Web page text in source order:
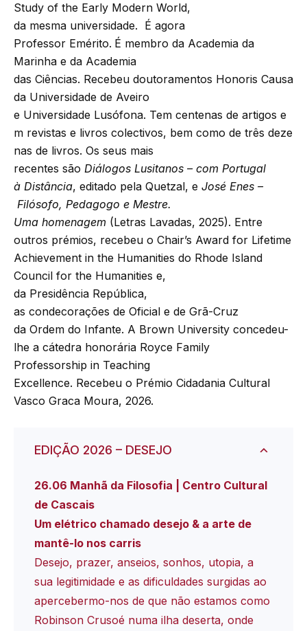
Study of the Early Modern World,
da mesma universidade. É agora
Professor Emérito. É membro da Academia da
Marinha e da Academia
das Ciências. Recebeu doutoramentos Honoris Causa
da Universidade de Aveiro
e Universidade Lusófona. Tem centenas de artigos e
m revistas e livros colectivos, bem como de três deze
nas de livros. Os seus mais
recentes são Diálogos Lusitanos – com Portugal
à Distância, editado pela Quetzal, e José Enes –
Filósofo, Pedagogo e Mestre.
Uma homenagem (Letras Lavadas, 2025). Entre
outros prémios, recebeu o Chair’s Award for Lifetime
Achievement in the Humanities do Rhode Island
Council for the Humanities e,
da Presidência República,
as condecorações de Oficial e de Grã-Cruz
da Ordem do Infante. A Brown University concedeu-
lhe a cátedra honorária Royce Family
Professorship in Teaching
Excellence. Recebeu o Prémio Cidadania Cultural
Vasco Graca Moura, 2026.
EDIÇÃO 2026 – DESEJO
26.06 Manhã da Filosofia | Centro Cultural
de Cascais
Um elétrico chamado desejo & a arte de
mantê-lo nos carris
Desejo, prazer, anseios, sonhos, utopia, a
sua legitimidade e as dificuldades surgidas ao
apercebermo-nos de que não estamos como
Robinson Crusoé numa ilha deserta, onde